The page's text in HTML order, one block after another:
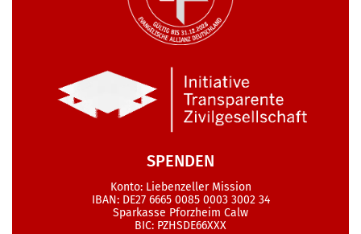
SPENDEN
Konto: Liebenzeller Mission
IBAN: DE27 6665 0085 0003 3002 34
Sparkasse Pforzheim Calw
BIC: PZHSDE66XXX